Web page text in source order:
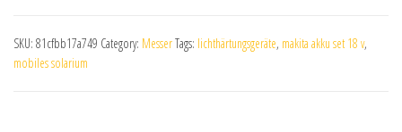
SKU: 81cfbb17a749 Category: MesserTags: lichthärtungsgeräte, makita akku set 18 v,
mobiles solarium